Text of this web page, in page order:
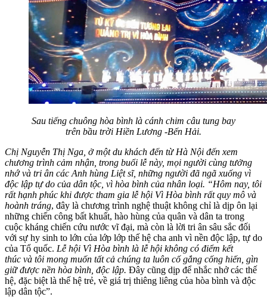
Sau tiếng chuông hòa bình là cánh chim câu tung bay
trên bầu trời Hiền Lương -Bến Hải.
Chị Nguyễn Thị Nga, ở một du khách đến từ Hà Nội đến xem
chương trình cảm nhận, trong buổi lễ này, mọi người cùng tưởng
nhớ và tri ân các Anh hùng Liệt sĩ, những người đã ngã xuống vì
độc lập tự do của dân tộc, vì hòa bình của nhân loại. “Hôm nay, tôi
rất hạnh phúc khi được tham gia lễ hội Vì Hòa bình rất quy mô và
hoành tráng, đây là chương trình nghệ thuật không chỉ là dịp ôn lại
những chiến công bất khuất, hào hùng của quân và dân ta trong
cuộc kháng chiến cứu nước vĩ đại, mà còn là lời tri ân sâu sắc đối
với sự hy sinh to lớn của lớp lớp thế hệ cha anh vì nền độc lập, tự do
của Tổ quốc. Lễ hội Vì Hòa bình là lễ hội không có điểm kết
thúc và tôi mong muốn tất cả chúng ta luôn cố gắng cống hiến, gìn
giữ được nền hòa bình, độc lập. Đây cũng dịp để nhắc nhở các thế
hệ, đặc biệt là thế hệ trẻ, về giá trị thiêng liêng của hòa bình và độc
lập dân tộc”.